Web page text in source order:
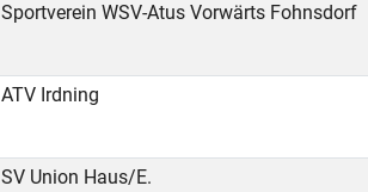
Sportverein WSV-Atus Vorwärts Fohnsdorf
ATV Irdning
SV Union Haus/E.